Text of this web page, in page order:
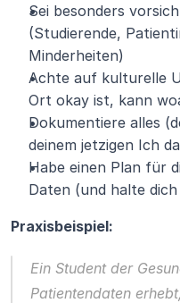
Sei besonders
(Studierende,
Minderheiten)
Achte auf kulturelle
Ort okay ist, kann
Dokumentiere alles
deinem jetzigen Ich
Habe einen Plan für
Daten (und halte dich
Praxisbeispiel:
Ein Student der
Patientendaten